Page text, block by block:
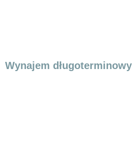
Wynajem długoterminowy